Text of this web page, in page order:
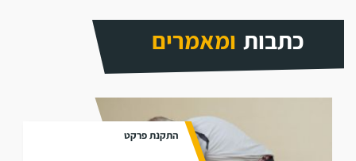
כתבות ומאמרים
התקנת פרקט